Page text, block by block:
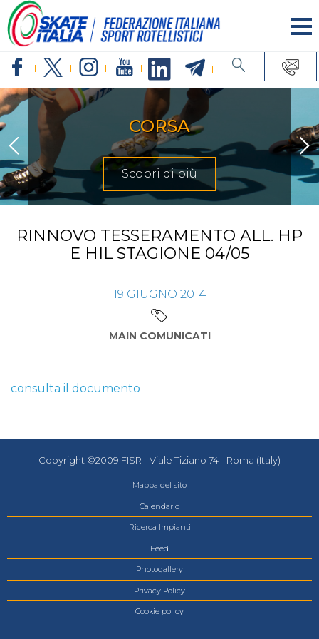
CORSA
Scopri di più
RINNOVO TESSERAMENTO ALL. HP
E HIL STAGIONE 04/05
19 GIUGNO 2014
MAIN COMUNICATI
consulta il documento
Copyright ©2009 FISR - Viale Tiziano 74 - Roma (Italy)
Mappa del sito
Calendario
Ricerca Impianti
Feed
Photogallery
Privacy Policy
Cookie policy